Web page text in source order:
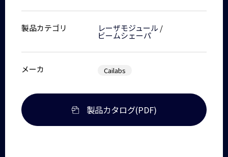
製品カテゴリ レーザモジュール /
ビームシェーパ
メーカ Cailabs
製品カタログ(PDF)